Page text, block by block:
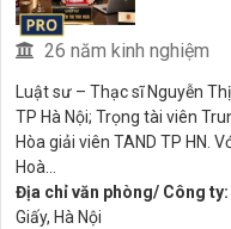
26 năm kinh nghiệm
Luật sư – Thạc sĩ Nguyễn
TP Hà Nội; Trọng tài viên
Hòa giải viên TAND TP HN.
Hoà...
Địa chỉ văn phòng/ Công ty:
Giấy, Hà Nội